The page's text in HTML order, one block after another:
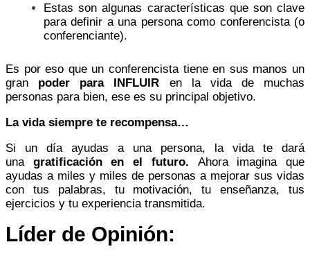
Estas son algunas características que son clave
para definir a una persona como conferencista (o
conferenciante).
Es por eso que un conferencista tiene en sus manos un
gran poder para INFLUIR en la vida de muchas
personas para bien, ese es su principal objetivo.
La vida siempre te recompensa…
Si un día ayudas a una persona, la vida te dará
una gratificación en el futuro. Ahora imagina que
ayudas a miles y miles de personas a mejorar sus vidas
con tus palabras, tu motivación, tu enseñanza, tus
ejercicios y tu experiencia transmitida.
Líder de Opinión: